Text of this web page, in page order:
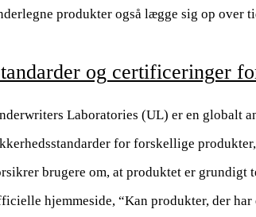
produkter også lægge sig op over
og certificeringer
Laboratories (UL) er en globalt
for forskellige
brugere om, at produktet er grundigt
hjemmeside, “Kan produkter, der